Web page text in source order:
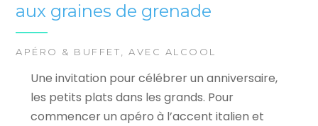
aux graines de grenade
APÉRO & BUFFET ,AVEC ALCOOL
Une invitation pour célébrer un anniversaire,
les petits plats dans les grands. Pour
commencer un apéro à l’accent italien et